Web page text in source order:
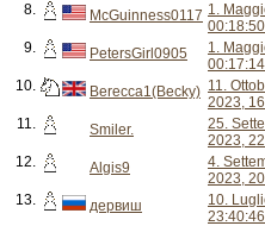
8.
McGuinness0117 1.
00:18:50
9.
PetersGirl0905
1.
00:17:14
10.
Berecca1(Becky) 11.
2023,
11.
Smiler.
25.
2023,
12.
Algis9
4.
2023,
13.
дервиш
10.
23:40:46